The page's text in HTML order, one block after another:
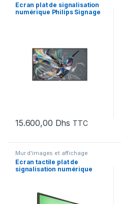
Écran plat de signalisation
numérique Philips Signage
15.600,00 Dhs TTC
Mur d'images et affichage
Écran tactile plat de
signalisation numérique